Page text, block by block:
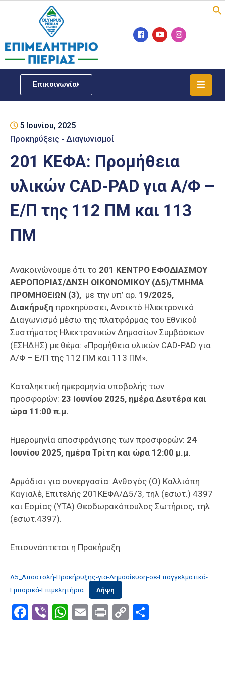
Επικοινωνία
Επιμελητήριο
Νέα
ΓΕΜΗ
Υποστήριξη
Έκθεση
Παραδοσιακών
Επαγγελμάτων
ΕΒΕΠ-
ΚΜ
Πιερία
5 Ιουνίου, 2025
Προκηρύξεις - Διαγωνισμοί
201 ΚΕΦΑ: Προμήθεια
υλικών CAD-PAD για Α/Φ –
Ε/Π της 112 ΠΜ και 113
ΠΜ
Ανακοινώνουμε ότι το 201 ΚΕΝΤΡΟ ΕΦΟΔΙΑΣΜΟΥ
ΑΕΡΟΠΟΡΙΑΣ/ΔΝΣΗ ΟΙΚΟΝΟΜΙΚΟΥ (Δ5)/ΤΜΗΜΑ
ΠΡΟΜΗΘΕΙΩΝ (3), με την υπ’ αρ. 19/2025,
Διακήρυξη προκηρύσσει, Ανοικτό Ηλεκτρονικό
Διαγωνισμό μέσω της πλατφόρμας του Εθνικού
Συστήματος Ηλεκτρονικών Δημοσίων Συμβάσεων
(ΕΣΗΔΗΣ) με θέμα: «Προμήθεια υλικών CAD-PAD για
Α/Φ – Ε/Π της 112 ΠΜ και 113 ΠΜ».
Καταληκτική ημερομηνία υποβολής των
προσφορών: 23 Ιουνίου 2025, ημέρα Δευτέρα και
ώρα 11:00 π.μ.
Ημερομηνία αποσφράγισης των προσφορών: 24
Ιουνίου 2025, ημέρα Τρίτη και ώρα 12:00 μ.μ.
Αρμόδιοι για συνεργασία: Ανθσγός (Ο) Καλλιόπη
Καγιαλέ, Επιτελής 201ΚΕΦΑ/Δ5/3, τηλ (εσωτ.) 4397
και Εσμίας (ΥΤΑ) Θεοδωρακόπουλος Σωτήριος, τηλ
(εσωτ.4397).
Επισυνάπτεται η Προκήρυξη
Α5_Αποστολή-Προκήρυξης-για-Δημοσίευση-σε-Επαγγελματικά-
Εμπορικά-Επιμελητήρια
Λήψη
Facebook
ViberWhatsApp
EmailPrintCopy